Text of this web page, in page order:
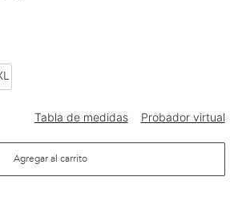
Agregar al carrito